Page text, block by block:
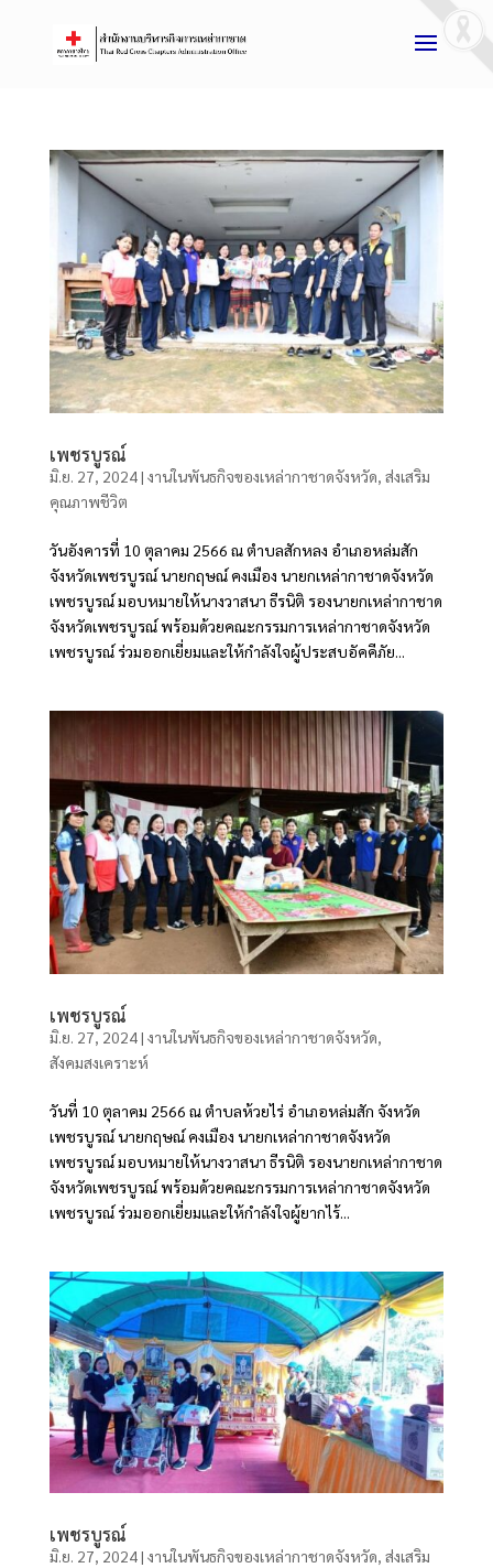
เพชรบูรณ์
มิ.ย. 27, 2024| งานในพันธกิจของเหล่ากาชาดจังหวัด, ส่งเสริม
คุณภาพชีวิต
วันอังคารที่ 10 ตุลาคม 2566 ณ ตำบลสักหลง อำเภอหล่มสัก
จังหวัดเพชรบูรณ์ นายกฤษณ์ คงเมือง นายกเหล่ากาชาดจังหวัด
เพชรบูรณ์ มอบหมายให้นางวาสนา ธีรนิติ รองนายกเหล่ากาชาด
จังหวัดเพชรบูรณ์ พร้อมด้วยคณะกรรมการเหล่ากาชาดจังหวัด
เพชรบูรณ์ ร่วมออกเยี่ยมและให้กำลังใจผู้ประสบอัคคีภัย...
เพชรบูรณ์
มิ.ย. 27, 2024| งานในพันธกิจของเหล่ากาชาดจังหวัด,
สังคมสงเคราะห์
วันที่ 10 ตุลาคม 2566 ณ ตำบลห้วยไร่ อำเภอหล่มสัก จังหวัด
เพชรบูรณ์ นายกฤษณ์ คงเมือง นายกเหล่ากาชาดจังหวัด
เพชรบูรณ์ มอบหมายให้นางวาสนา ธีรนิติ รองนายกเหล่ากาชาด
จังหวัดเพชรบูรณ์ พร้อมด้วยคณะกรรมการเหล่ากาชาดจังหวัด
เพชรบูรณ์ ร่วมออกเยี่ยมและให้กำลังใจผู้ยากไร้...
เพชรบูรณ์
มิ.ย. 27, 2024| งานในพันธกิจของเหล่ากาชาดจังหวัด, ส่งเสริม